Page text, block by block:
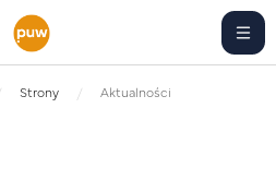
Strony Aktualności